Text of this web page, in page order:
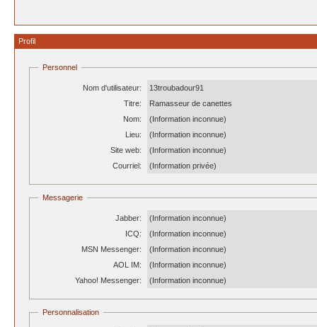
Profil
Personnel
Nom d'utilisateur:
13troubadour91
Titre:
Ramasseur de canettes
Nom:
(Information inconnue)
Lieu:
(Information inconnue)
Site web:
(Information inconnue)
Courriel:
(Information privée)
Messagerie
Jabber:
(Information inconnue)
ICQ:
(Information inconnue)
MSN Messenger:
(Information inconnue)
AOL IM:
(Information inconnue)
Yahoo! Messenger:
(Information inconnue)
Personnalisation